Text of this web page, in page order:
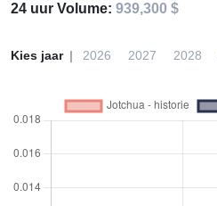
24 uur Volume: 939,300 $
Kies jaar 2026 2027 2028